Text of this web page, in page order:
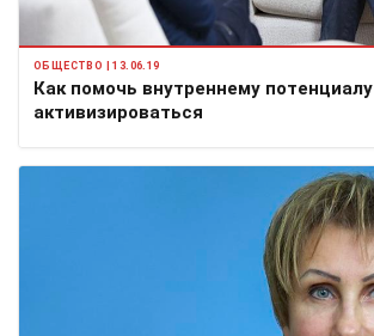
ОБЩЕСТВО | 13.06.19
Как помочь внутреннему потенциалу
активизироваться